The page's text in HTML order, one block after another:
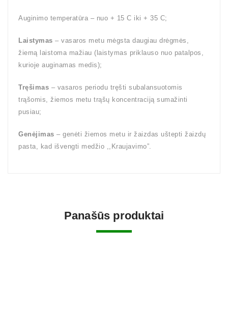
Auginimo temperatūra – nuo + 15 C iki + 35 C;
Laistymas – vasaros metu mėgsta daugiau drėgmės,
žiemą laistoma mažiau (laistymas priklauso nuo patalpos,
kurioje auginamas medis);
Tręšimas – vasaros periodu tręšti subalansuotomis
trąšomis, žiemos metu trąšų koncentraciją sumažinti
pusiau;
Genėjimas – genėti žiemos metu ir žaizdas uštepti žaizdų
pasta, kad išvengti medžio ,,Kraujavimo”.
Panašūs produktai